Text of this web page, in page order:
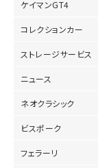
ケイマンGT4
コレクションカー
ストレージサービス
ニュース
ネオクラシック
ビスポーク
フェラーリ